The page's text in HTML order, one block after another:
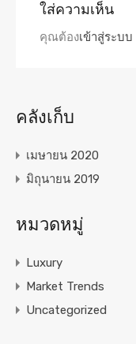
ใส่ความเห็น
คุณต้องเข้าสู่ระบบ
คลังเก็บ
เมษายน 2020
มิถุนายน 2019
หมวดหมู่
Luxury
Market Trends
Uncategorized